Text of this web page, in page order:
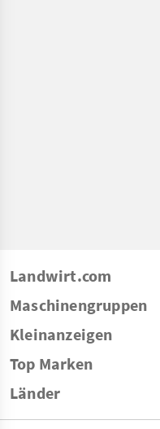
Landwirt.com
Maschinengruppen
Kleinanzeigen
Top Marken
Länder